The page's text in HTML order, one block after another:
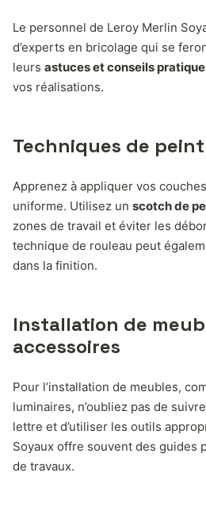
Le personnel de Leroy Merlin
d’experts en bricolage qui se
leurs astuces et conseils
vos réalisations.
Techniques de
Apprenez à appliquer vos
uniforme. Utilisez un scotch de
zones de travail et éviter les
technique de rouleau peut
dans la finition.
Installation de
accessoires
Pour l’installation de meubles,
luminaires, n’oubliez pas de
lettre et d’utiliser les outils
Soyaux offre souvent des guides
de travaux.